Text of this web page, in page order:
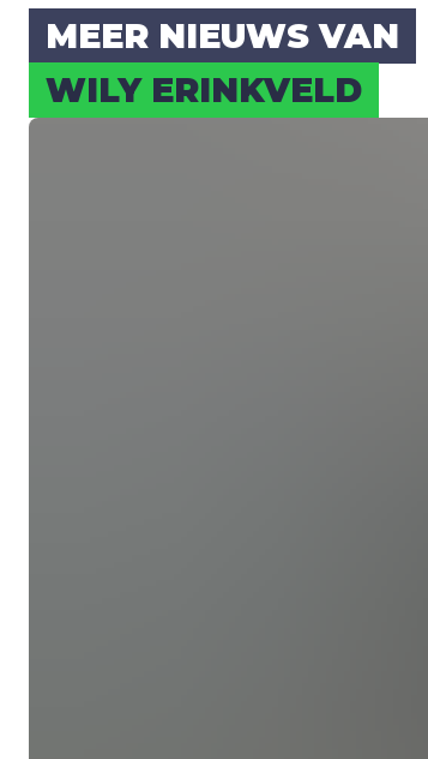
MEER NIEUWS VAN
WILY ERINK­VELD